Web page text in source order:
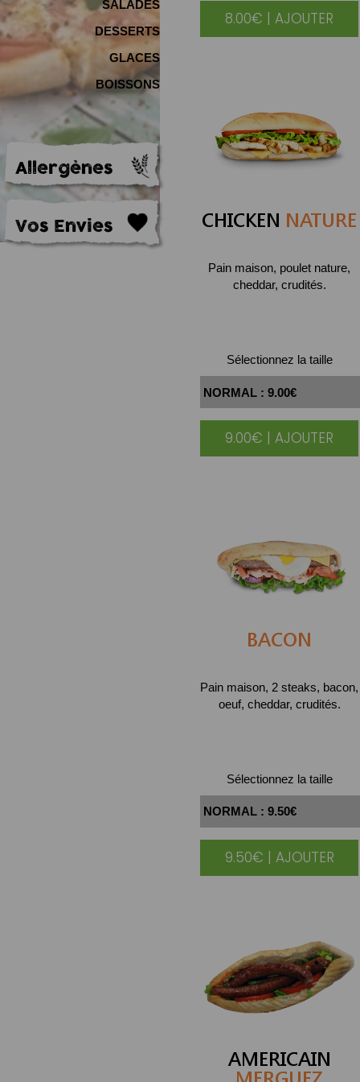
SALADES
DESSERTS
GLACES
BOISSONS
Allergènes
Vos Envies
8.00€ | AJOUTER
CHICKEN NATURE
Pain maison, poulet nature,
cheddar, crudités.
Sélectionnez la taille
9.00€ | AJOUTER
BACON
Pain maison, 2 steaks, bacon,
oeuf, cheddar, crudités.
Sélectionnez la taille
9.50€ | AJOUTER
AMERICAIN